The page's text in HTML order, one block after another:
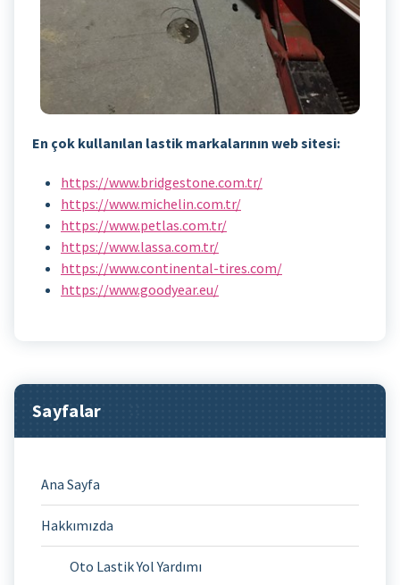
En çok kullanılan lastik markalarının web sitesi:
https://www.bridgestone.com.tr/
https://www.michelin.com.tr/
https://www.petlas.com.tr/
https://www.lassa.com.tr/
https://www.continental-tires.com/
https://www.goodyear.eu/
Sayfalar
Ana Sayfa
Hakkımızda
Oto Lastik Yol Yardımı